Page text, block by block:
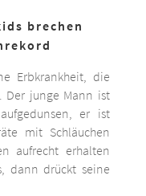
brechen
Erbkrankheit, die
Der junge Mann ist
er ist
mit Schläuchen
aufrecht erhalten
dann drückt seine